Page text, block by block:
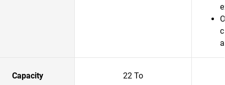
Capacity 22 To